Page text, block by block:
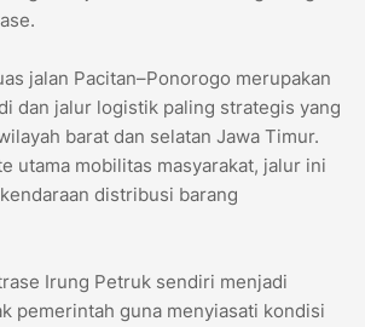
jalan Pacitan–Ponorogo merupakan
dan jalur logistik paling strategis yang
barat dan selatan Jawa Timur.
utama mobilitas masyarakat, jalur ini
distribusi barang
Irung Petruk sendiri menjadi
pemerintah guna menyiasati kondisi